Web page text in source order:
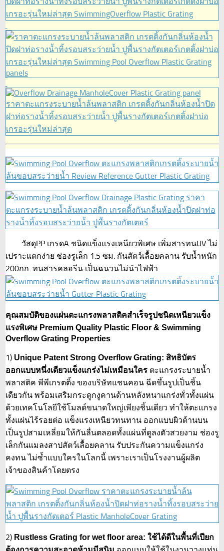
วัสดุPP เกรดA ชนิดแข็งแรงเหนียวพิเศษ เพิ่มสารทนUV ไม่
เปราะแตกง่าย ช่องรูเล็ก 1.5 ซม. กันสัตว์เลื้อยคลาน รับน้ำหนัก
200กก. ทนสารคลอรีน เป็นฉนวนไม่นำไฟฟ้า
คุณสมบัติของแผ่นตะแกรงพลาสติคสำเร็จรูปชนิดเหนียวแข็ง
แรงพิเศษ Premium Quality Plastic Floor & Swimming
Overflow Grating Properties
1) Unique Patent Strong Overflow Grating: สิทธิบัตร
ออกแบบหนึ่งเดียวแข็งแกร่งไม่เหมือนใคร ตะแกรงระบายน้ำ
พลาสติค พีพีเกรตติ้ง ของบริษัทแชนคอน ฉีดขึ้นรูปเป็นชิ้น
เดียวกัน พร้อมเสริมกระดูกงูคานด้านหลังหนาแกร่งทั่วทั้งแผ่น
ด้วยเทคโนโลยีใช้โมลด์ขนาดใหญ่เพียงชิ้นเดียว ทำให้ตะแกรง
ทั้งแผ่นไร้รอยต่อ แข็งแรงเหนียวทนทาน ออกแบบผิวด้านบน
เป็นรูปสามเหลี่ยมให้กันลื่นตลอดทั้งแผ่นที่ดูลงตัวสวยงาม ช่องรู
เล็กกันแมลงสาปสัตว์เลื้อยคลาน รับประกันความแข็งแกร่ง
คงทน ไม่ซ้ำแบบใครในโลกนี้ เพราะเราเป็นโรงงานผู้ผลิต
เจ้าของสินค้าโดยตรง
2) Rustless Grating for wet floor area: ใช้ได้ดีในพื้นที่เปียก